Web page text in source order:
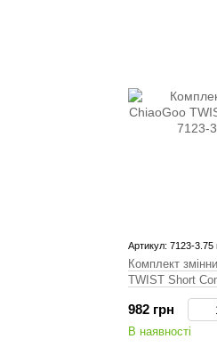
Артикул: 7123-
Комплект
TWIST Short
982 грн
В наявності